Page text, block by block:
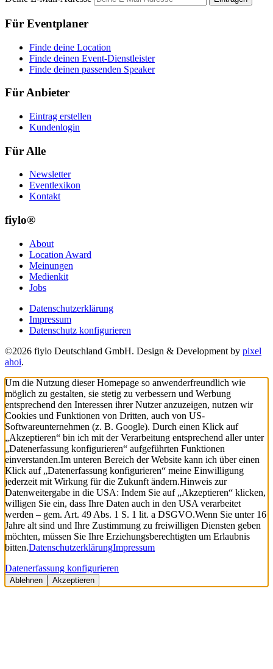
Für Eventplaner
Finde deine Location
Finde deinen Event-Dienstleister
Finde deinen passenden Speaker
Für Anbieter
Eintrag erstellen
Kundenlogin
Für Alle
Newsletter
Eventlexikon
Kontakt
fiylo®
About
Location Award
Meinungen
Medienkit
Jobs
Datenschutzerklärung
Impressum
Datenschutz konfigurieren
©2026 fiylo Deutschland GmbH. Design & Development by pixel
ahoi.
Um die Nutzung dieser Homepage so anwenderfreundlich wie
möglich zu gestalten, sie stetig zu verbessern und Werbung
entsprechend den Interessen ihrer Nutzer anzuzeigen, nutzen wir
Cookies und Funktionen von Dritten, auch von US-
Softwareunternehmen (z. B. Google). Durch einen Klick auf
„Akzeptieren“ bin ich mit der Verarbeitung entsprechend aller unter
„Datenerfassung konfigurieren“ aufgeführten Funktionen
einverstanden.Im unteren Bereich der Website kann ich über einen
Klick auf „Datenerfassung konfigurieren“ meine Einwilligung
jederzeit mit Wirkung für die Zukunft ändern.Hinweis zur
Datenweitergabe in die USA: Indem Sie auf „Akzeptieren“ klicken,
willigen Sie ein, dass Ihre Daten auch in den USA verarbeitet
werden – gem. Art. 49 Abs. 1 S. 1 lit. a DSGVO.Wenn Sie unter 16
Jahre alt sind und Ihre Zustimmung zu freiwilligen Diensten geben
möchten, müssen Sie Ihre Erziehungsberechtigten um Erlaubnis
bitten.DatenschutzerklärungImpressum
Datenerfassung konfigurieren
Ablehnen Akzeptieren